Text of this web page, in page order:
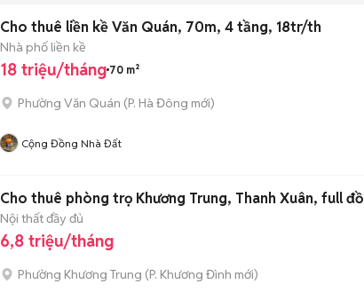
Cho thuê liền kề Văn Quán, 70m, 4 tầng, 18tr/th
Nhà phố liền kề
18 triệu/tháng 70 m²
Phường Văn Quán (P. Hà Đông mới)
Cộng Đồng Nhà Đất
Cho thuê phòng trọ Khương Trung, Thanh Xuân, full đồ
Nội thất đầy đủ
6,8 triệu/tháng
Phường Khương Trung (P. Khương Đình mới)